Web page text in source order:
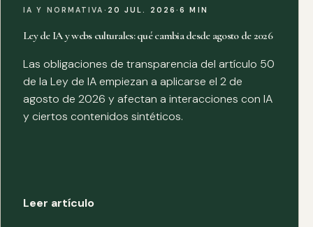
IA Y NORMATIVA · 20 JUL. 2026·6 MIN
Ley de IA y webs culturales: qué cambia desde agosto de 2026
Las obligaciones de transparencia del artículo 50
de la Ley de IA empiezan a aplicarse el 2 de
agosto de 2026 y afectan a interacciones con IA
y ciertos contenidos sintéticos.
Leer artículo